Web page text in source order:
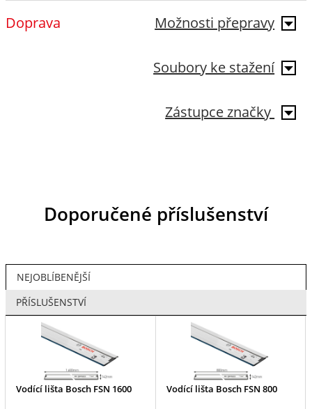
Možnosti přepravy
Doprava
Soubory ke stažení
Zástupce značky
Doporučené příslušenství
NEJOBLÍBENĚJŠÍ
PŘÍSLUŠENSTVÍ
Vodící lišta Bosch FSN 1600 Vodící lišta Bosch FSN 800